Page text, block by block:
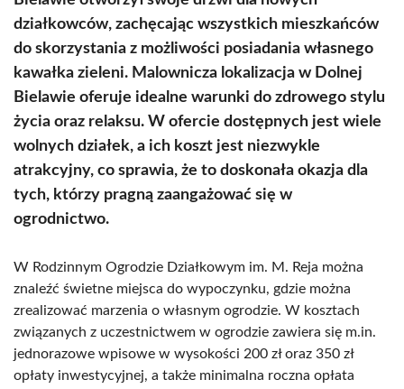
działkowców, zachęcając wszystkich mieszkańców
do skorzystania z możliwości posiadania własnego
kawałka zieleni. Malownicza lokalizacja w Dolnej
Bielawie oferuje idealne warunki do zdrowego stylu
życia oraz relaksu. W ofercie dostępnych jest wiele
wolnych działek, a ich koszt jest niezwykle
atrakcyjny, co sprawia, że to doskonała okazja dla
tych, którzy pragną zaangażować się w
ogrodnictwo.
W Rodzinnym Ogrodzie Działkowym im. M. Reja można
znaleźć świetne miejsca do wypoczynku, gdzie można
zrealizować marzenia o własnym ogrodzie. W kosztach
związanych z uczestnictwem w ogrodzie zawiera się m.in.
jednorazowe wpisowe w wysokości 200 zł oraz 350 zł
opłaty inwestycyjnej, a także minimalna roczna opłata